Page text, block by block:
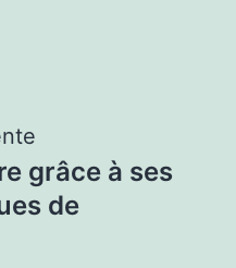
grâce à ses
de